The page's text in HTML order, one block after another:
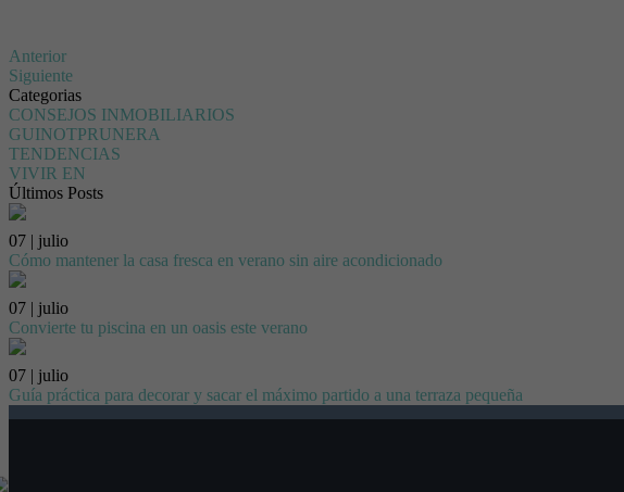
Anterior
Siguiente
Categorias
CONSEJOS INMOBILIARIOS
GUINOTPRUNERA
TENDENCIAS
VIVIR EN
Últimos Posts
07 | julio
Cómo mantener la casa fresca en verano sin aire acondicionado
07 | julio
Convierte tu piscina en un oasis este verano
07 | julio
Guía práctica para decorar y sacar el máximo partido a una terraza pequeña